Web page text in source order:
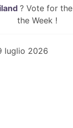
? Vote for the
the Week !
luglio 2026